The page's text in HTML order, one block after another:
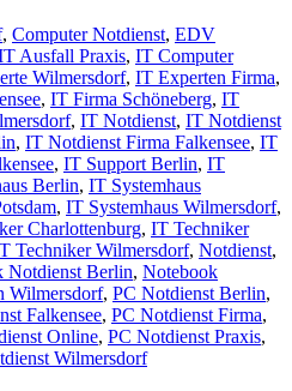
, Computer Notdienst, EDV
Ausfall Praxis, IT Computer
Wilmersdorf, IT Experten Firma,
, IT Firma Schöneberg, IT
, IT Notdienst, IT Notdienst
, IT Notdienst Firma Falkensee, IT
, IT Support Berlin, IT
Berlin, IT Systemhaus
, IT Systemhaus Wilmersdorf,
Charlottenburg, IT Techniker
Techniker Wilmersdorf, Notdienst,
Notdienst Berlin, Notebook
Wilmersdorf, PC Notdienst Berlin,
Falkensee, PC Notdienst Firma,
Online, PC Notdienst Praxis,
Wilmersdorf